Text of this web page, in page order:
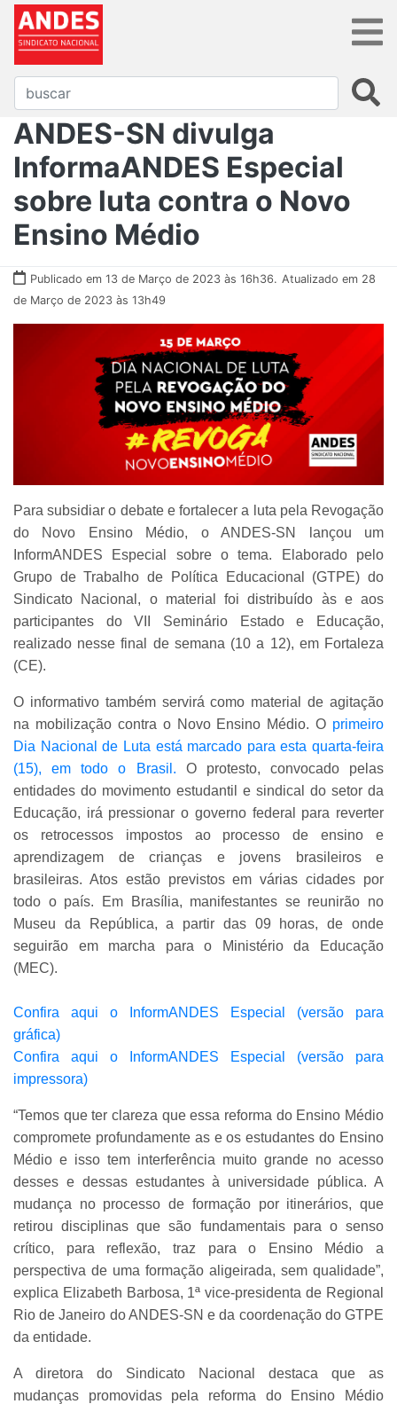
ANDES-SN divulga
InformaANDES Especial
sobre luta contra o Novo
Ensino Médio
Publicado em 13 de Março de 2023 às 16h36. Atualizado em 28
de Março de 2023 às 13h49
Para subsidiar o debate e fortalecer a luta pela Revogação
do Novo Ensino Médio, o ANDES-SN lançou um
InformANDES Especial sobre o tema. Elaborado pelo
Grupo de Trabalho de Política Educacional (GTPE) do
Sindicato Nacional, o material foi distribuído às e aos
participantes do VII Seminário Estado e Educação,
realizado nesse final de semana (10 a 12), em Fortaleza
(CE).
O informativo também servirá como material de agitação
na mobilização contra o Novo Ensino Médio. O primeiro
Dia Nacional de Luta está marcado para esta quarta-feira
(15), em todo o Brasil. O protesto, convocado pelas
entidades do movimento estudantil e sindical do setor da
Educação, irá pressionar o governo federal para reverter
os retrocessos impostos ao processo de ensino e
aprendizagem de crianças e jovens brasileiros e
brasileiras. Atos estão previstos em várias cidades por
todo o país. Em Brasília, manifestantes se reunirão no
Museu da República, a partir das 09 horas, de onde
seguirão em marcha para o Ministério da Educação
(MEC).
Confira aqui o InformANDES Especial (versão para
gráfica)
Confira aqui o InformANDES Especial (versão para
impressora)
“Temos que ter clareza que essa reforma do Ensino Médio
compromete profundamente as e os estudantes do Ensino
Médio e isso tem interferência muito grande no acesso
desses e dessas estudantes à universidade pública. A
mudança no processo de formação por itinerários, que
retirou disciplinas que são fundamentais para o senso
crítico, para reflexão, traz para o Ensino Médio a
perspectiva de uma formação aligeirada, sem qualidade”,
explica Elizabeth Barbosa, 1ª vice-presidenta de Regional
Rio de Janeiro do ANDES-SN e da coordenação do GTPE
da entidade.
A diretora do Sindicato Nacional destaca que as
mudanças promovidas pela reforma do Ensino Médio